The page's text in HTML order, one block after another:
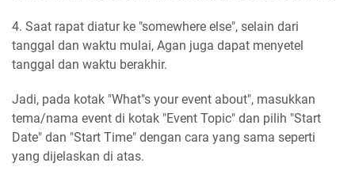
4. Saat rapat diatur ke "somewhere else", selain dari
tanggal dan waktu mulai, Agan juga dapat menyetel
tanggal dan waktu berakhir.
Jadi, pada kotak "What"s your event about", masukkan
tema/nama event di kotak "Event Topic" dan pilih "Start
Date" dan "Start Time" dengan cara yang sama seperti
yang dijelaskan di atas.